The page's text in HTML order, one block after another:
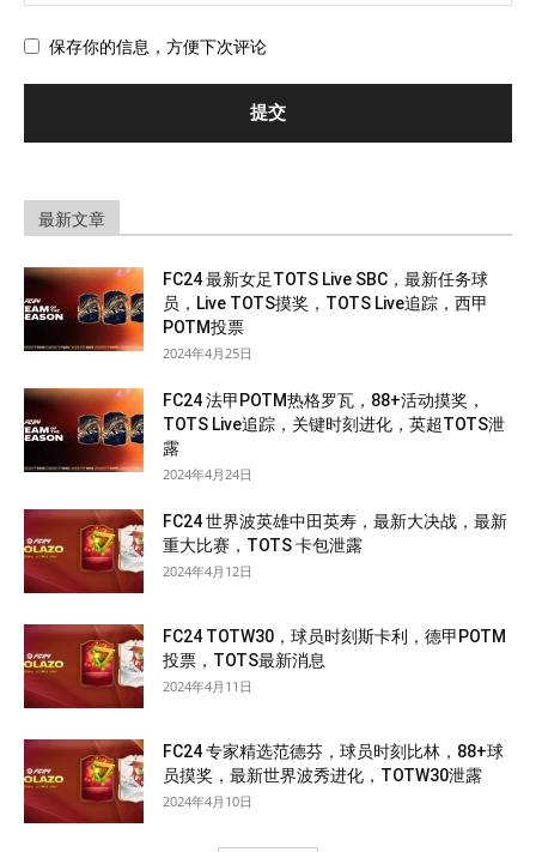
保存你的信息，方便下次评论
最新文章
FC24 最新女足TOTS Live SBC，最新任务球
员，Live TOTS摸奖，TOTS Live追踪，西甲
POTM投票
2024年4月25日
FC24 法甲POTM热格罗瓦，88+活动摸奖，
TOTS Live追踪，关键时刻进化，英超TOTS泄
露
2024年4月24日
FC24 世界波英雄中田英寿，最新大决战，最新
重大比赛，TOTS 卡包泄露
2024年4月12日
FC24 TOTW30，球员时刻斯卡利，德甲POTM
投票，TOTS最新消息
2024年4月11日
FC24 专家精选范德芬，球员时刻比林，88+球
员摸奖，最新世界波秀进化，TOTW30泄露
2024年4月10日